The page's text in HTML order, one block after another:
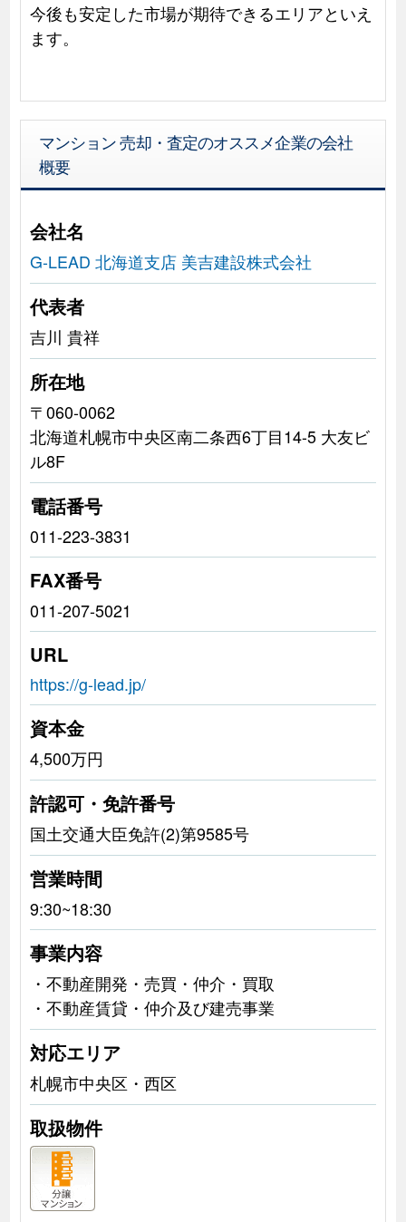
今後も安定した市場が期待できるエリアといえ
ます。
マンション 売却・査定のオススメ企業の会社
概要
会社名
G-LEAD 北海道支店 美吉建設株式会社
代表者
吉川 貴祥
所在地
〒060-0062
北海道札幌市中央区南二条西6丁目14-5 大友ビ
ル8F
電話番号
011-223-3831
FAX番号
011-207-5021
URL
https://g-lead.jp/
資本金
4,500万円
許認可・免許番号
国土交通大臣免許(2)第9585号
営業時間
9:30~18:30
事業内容
・不動産開発・売買・仲介・買取
・不動産賃貸・仲介及び建売事業
対応エリア
札幌市中央区・西区
取扱物件